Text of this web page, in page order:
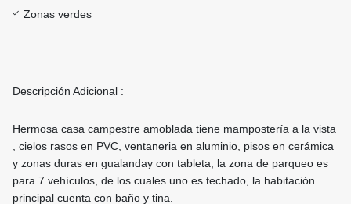
Zonas verdes
Descripción Adicional :
Hermosa casa campestre amoblada tiene mampostería a la vista
, cielos rasos en PVC, ventaneria en aluminio, pisos en cerámica
y zonas duras en gualanday con tableta, la zona de parqueo es
para 7 vehículos, de los cuales uno es techado, la habitación
principal cuenta con baño y tina.